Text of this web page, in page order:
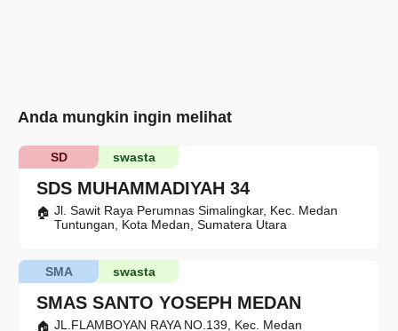
Anda mungkin ingin melihat
SDS MUHAMMADIYAH 34
swasta
SD
Jl. Sawit Raya Perumnas Simalingkar, Kec. Medan
Tuntungan, Kota Medan, Sumatera Utara
SMAS SANTO YOSEPH MEDAN
swasta
SMA
JL.FLAMBOYAN RAYA NO.139, Kec. Medan